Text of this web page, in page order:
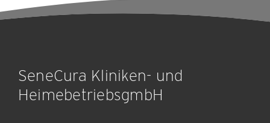
SeneCura Kliniken- und
HeimebetriebsgmbH